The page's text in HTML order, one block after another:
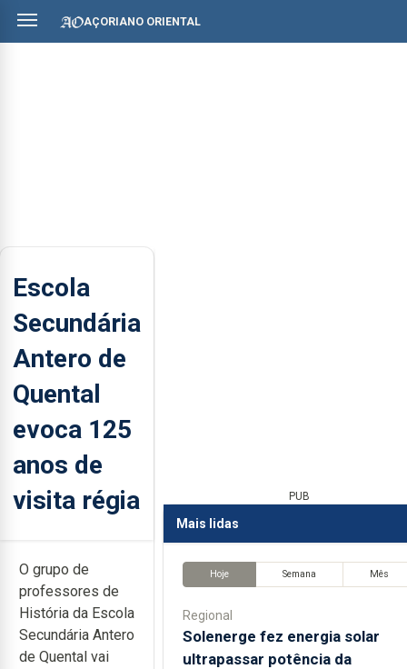
AÇORIANO ORIENTAL
Escola
Secundária
Antero de
Quental
evoca 125
anos de
visita régia
O grupo de
professores de
História da Escola
Secundária Antero
de Quental vai
PUB
Mais lidas
Hoje Semana Mês
Regional
Solenerge fez energia solar
ultrapassar potência da